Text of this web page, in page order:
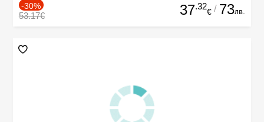
-30%
53.17€ 37.32
€ / 73лв.